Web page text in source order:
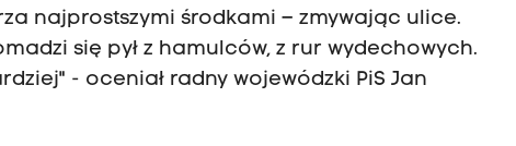
najprostszymi środkami – zmywając ulice.
się pył z hamulców, z rur wydechowych.
- oceniał radny wojewódzki PiS Jan